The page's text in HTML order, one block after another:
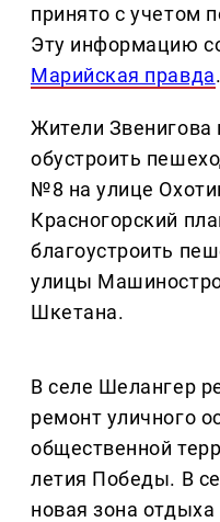
принято с учетом
Эту информацию
Марийская правда.
Жители Звенигова
обустроить
№8 на улице
Красногорский
благоустроить
улицы
Шкетана.
В селе Шелангер
ремонт уличного
общественной
летия Победы. В
новая зона